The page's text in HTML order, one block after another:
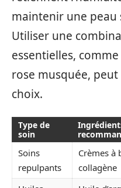
maintenir une peau
Utiliser une
essentielles, comme
rose musquée,
choix.
Type de
soin
Soins
repulpants
Crèmes à
collagène